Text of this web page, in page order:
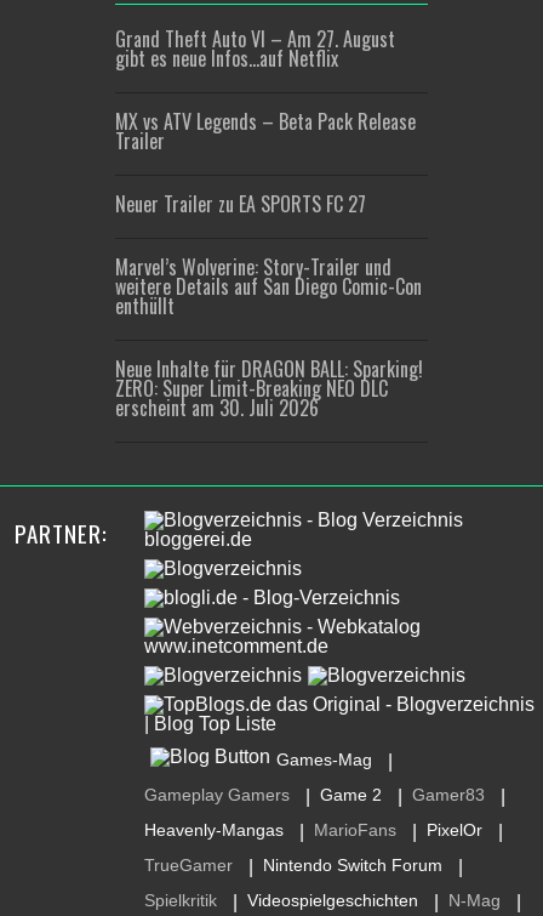
Grand Theft Auto VI – Am 27. August
gibt es neue Infos…auf Netflix
MX vs ATV Legends – Beta Pack Release
Trailer
Neuer Trailer zu EA SPORTS FC 27
Marvel’s Wolverine: Story-Trailer und
weitere Details auf San Diego Comic-Con
enthüllt
Neue Inhalte für DRAGON BALL: Sparking!
ZERO: Super Limit-Breaking NEO DLC
erscheint am 30. Juli 2026
PARTNER:
Games-Mag
Gameplay Gamers Game 2 Gamer83
Heavenly-Mangas MarioFans PixelOr
TrueGamer Nintendo Switch Forum
Spielkritik Videospielgeschichten N-Mag